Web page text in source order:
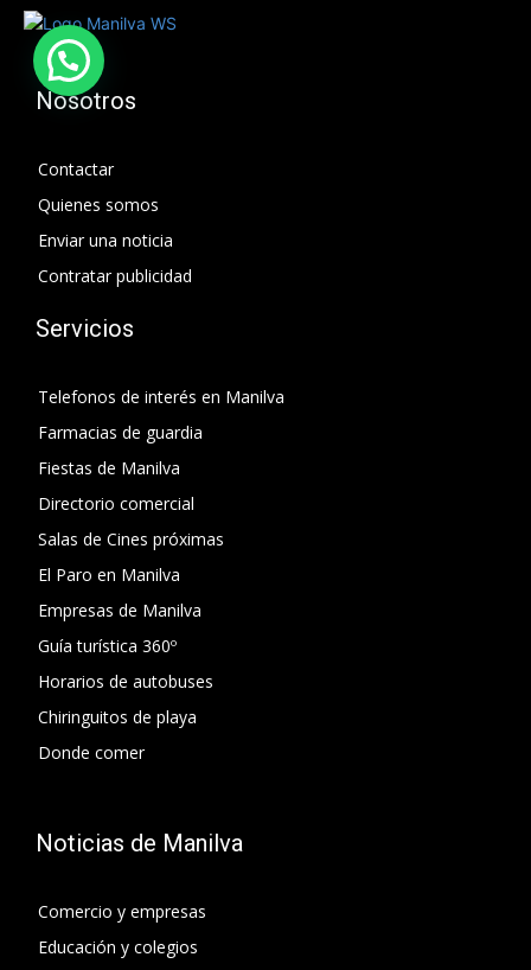
Nosotros
Contactar
Quienes somos
Enviar una noticia
Contratar publicidad
Servicios
Telefonos de interés en Manilva
Farmacias de guardia
Fiestas de Manilva
Directorio comercial
Salas de Cines próximas
El Paro en Manilva
Empresas de Manilva
Guía turística 360º
Horarios de autobuses
Chiringuitos de playa
Donde comer
Noticias de Manilva
Comercio y empresas
Educación y colegios